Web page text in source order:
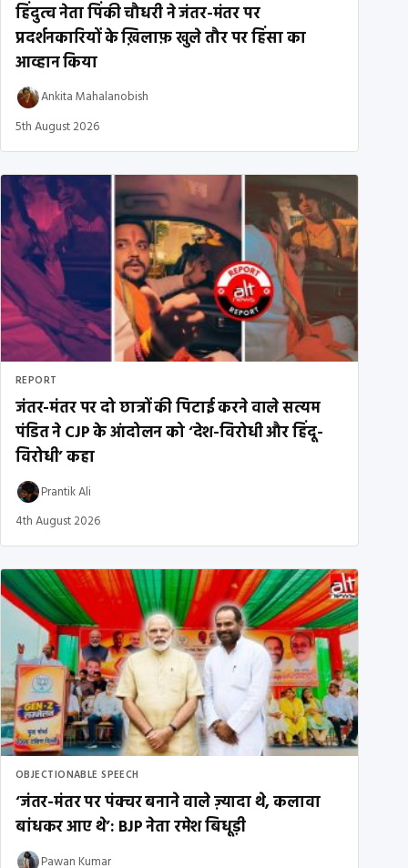
हिंदुत्व नेता पिंकी चौधरी ने जंतर-मंतर पर
प्रदर्शनकारियों के ख़िलाफ़ खुले तौर पर हिंसा का
आव्हान किया
Ankita Mahalanobish
5th August 2026
REPORT
जंतर-मंतर पर दो छात्रों की पिटाई करने वाले सत्यम
पंडित ने CJP के आंदोलन को ‘देश-विरोधी और हिंदू-
विरोधी’ कहा
Prantik Ali
4th August 2026
OBJECTIONABLE SPEECH
‘जंतर-मंतर पर पंक्चर बनाने वाले ज़्यादा थे, कलावा
बांधकर आए थे’: BJP नेता रमेश बिधूड़ी
Pawan Kumar